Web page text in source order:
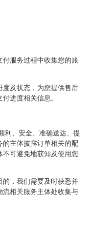
服务过程中收集您的账
度及状态，为您提供售后
进度相关信息。
利、安全、准确送达、提
的主体披露订单相关的配
可避免地获知及使用您
的，我们需要及时获悉并
流相关服务主体处收集与